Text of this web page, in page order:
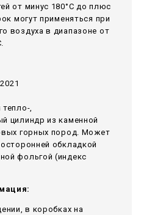
от минус 180°С до плюс
могут применяться при
воздуха в диапазоне от
,
цилиндр из каменной
горных пород. Может
обкладкой
фольгой (индекс
в коробках на